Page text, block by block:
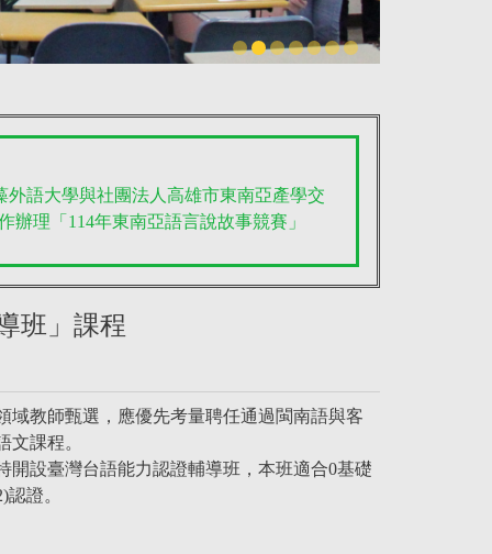
外語大學與社團法人高雄市東南亞產學交
辦理「114年東南亞語言說故事競賽」
班」課程
教師甄選，應優先考量聘任通過閩南語與客
課程。
設臺灣台語能力認證輔導班，本班適合0基礎
證。